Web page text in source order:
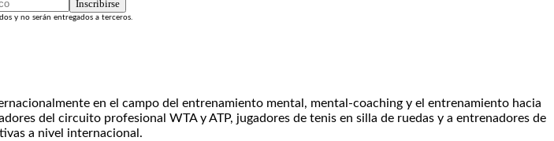
Inscribirse
y no serán entregados a terceros.
en el campo del entrenamiento mental, mental-coaching y el entrenamiento hacia
del circuito profesional WTA y ATP, jugadores de tenis en silla de ruedas y a entrenadores de
a nivel internacional.